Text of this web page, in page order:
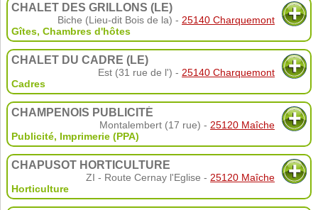
CHALET DES GRILLONS (LE)
Biche (Lieu-dit Bois de la) - 25140 Charquemont
Gîtes, Chambres d'hôtes
CHALET DU CADRE (LE)
Est (31 rue de l') - 25140 Charquemont
Cadres
CHAMPENOIS PUBLICITÉ
Montalembert (17 rue) - 25120 Maîche
Publicité, Imprimerie (PPA)
CHAPUSOT HORTICULTURE
ZI - Route Cernay l'Eglise - 25120 Maîche
Horticulture